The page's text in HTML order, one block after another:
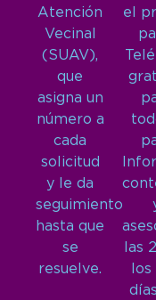
Atención
Vecinal
(SUAV),
que
asigna un
número a
cada
solicitud
y le da
seguimiento
hasta que
se
resuelve.
el
las
los